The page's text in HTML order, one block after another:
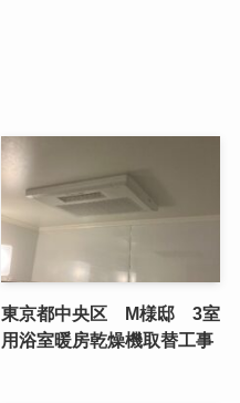
東京都中央区 M様邸 3室
用浴室暖房乾燥機取替工事